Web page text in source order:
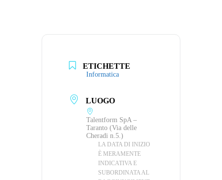
ETICHETTE
Informatica
LUOGO
Talentform SpA –
Taranto (Via delle
Cheradi n.5.)
LA DATA DI INIZIO
È MERAMENTE
INDICATIVA E
SUBORDINATA AL